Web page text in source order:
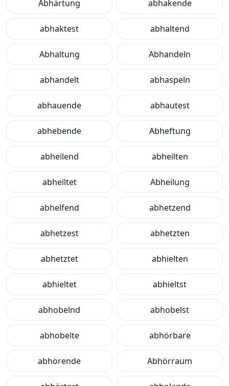
Abhärtung abhakende
abhaktest abhaltend
Abhaltung Abhandeln
abhandelt abhaspeln
abhauende abhautest
abhebende Abheftung
abheilend abheilten
abheiltet Abheilung
abhelfend abhetzend
abhetzest abhetzten
abhetztet abhielten
abhieltet abhieltst
abhobelnd abhobelst
abhobelte abhörbare
abhörende Abhörraum